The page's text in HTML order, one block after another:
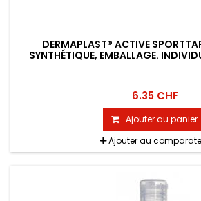
DERMAPLAST® ACTIVE
SYNTHÉTIQUE, EMBALLAGE.
6.35 CHF
Ajouter au panier
Ajouter au